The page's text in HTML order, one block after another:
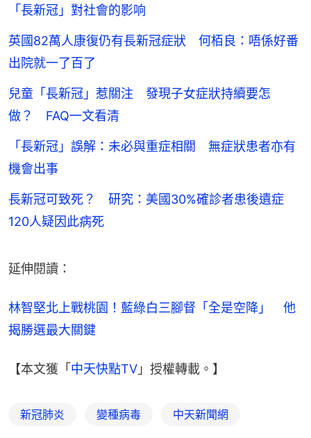
「長新冠」對社會的影响
英國82萬人康復仍有長新冠症狀 何栢良：唔係好番
出院就一了百了
兒童「長新冠」惹關注 發現子女症狀持續要怎
做？ FAQ一文看清
「長新冠」誤解：未必與重症相關 無症狀患者亦有
機會出事
長新冠可致死？ 研究：美國30%確診者患後遺症
120人疑因此病死
延伸閱讀：
林智堅北上戰桃園！藍綠白三腳督「全是空降」　他
揭勝選最大關鍵
【本文獲「中天快點TV 」授權轉載。】
新冠肺炎 變種病毒 中天新聞網